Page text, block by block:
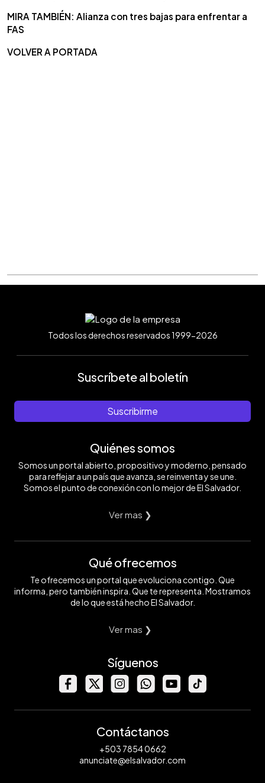
MIRA TAMBIÉN: Alianza con tres bajas para enfrentar a
FAS
VOLVER A PORTADA
Todos los derechos reservados 1999-2026
Suscríbete al boletín
Suscribirme
Quiénes somos
Somos un portal abierto, propositivo y moderno, pensado
para reflejar a un país que avanza, se reinventa y se une.
Somos el punto de conexión con lo mejor de El Salvador.
Ver mas ❯
Qué ofrecemos
Te ofrecemos un portal que evoluciona contigo. Que
informa, pero también inspira. Que te representa. Mostramos
de lo que está hecho El Salvador.
Ver mas ❯
Síguenos
Contáctanos
+503 7854 0662
anunciate@elsalvador.com